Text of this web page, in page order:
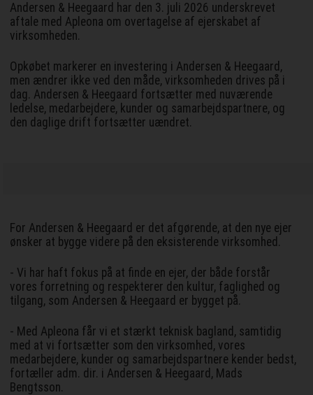
Andersen & Heegaard har den 3. juli 2026 underskrevet
aftale med Apleona om overtagelse af ejerskabet af
virksomheden.
Opkøbet markerer en investering i Andersen & Heegaard,
men ændrer ikke ved den måde, virksomheden drives på i
dag. Andersen & Heegaard fortsætter med nuværende
ledelse, medarbejdere, kunder og samarbejdspartnere, og
den daglige drift fortsætter uændret.
For Andersen & Heegaard er det afgørende, at den nye ejer
ønsker at bygge videre på den eksisterende virksomhed.
- Vi har haft fokus på at finde en ejer, der både forstår
vores forretning og respekterer den kultur, faglighed og
tilgang, som Andersen & Heegaard er bygget på.
- Med Apleona får vi et stærkt teknisk bagland, samtidig
med at vi fortsætter som den virksomhed, vores
medarbejdere, kunder og samarbejdspartnere kender bedst,
fortæller adm. dir. i Andersen & Heegaard, Mads
Bengtsson.